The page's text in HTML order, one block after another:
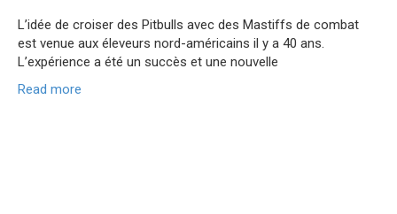
L’idée de croiser des Pitbulls avec des Mastiffs de combat
est venue aux éleveurs nord-américains il y a 40 ans.
L’expérience a été un succès et une nouvelle
Read more